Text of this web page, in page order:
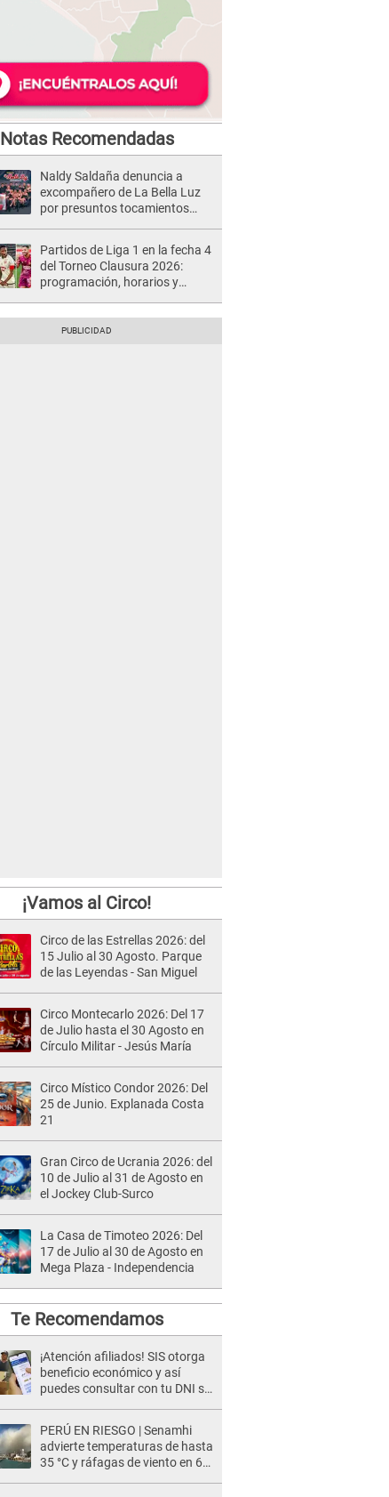
Notas Recomendadas
Naldy Saldaña denuncia a
excompañero de La Bella Luz
por presuntos tocamientos
Partidos de Liga 1 en la fecha 4
del Torneo Clausura 2026:
programación, horarios y
¡Vamos al Circo!
Circo de las Estrellas 2026: del
15 Julio al 30 Agosto. Parque
de las Leyendas - San Miguel
Circo Montecarlo 2026: Del 17
de Julio hasta el 30 Agosto en
Círculo Militar - Jesús María
Circo Místico Condor 2026: Del
25 de Junio. Explanada Costa
21
Gran Circo de Ucrania 2026: del
10 de Julio al 31 de Agosto en
el Jockey Club-Surco
La Casa de Timoteo 2026: Del
17 de Julio al 30 de Agosto en
Mega Plaza - Independencia
Te Recomendamos
¡Atención afiliados! SIS otorga
beneficio económico y así
puedes consultar con tu DNI si
PERÚ EN RIESGO | Senamhi
advierte temperaturas de hasta
35 °C y ráfagas de viento en 6